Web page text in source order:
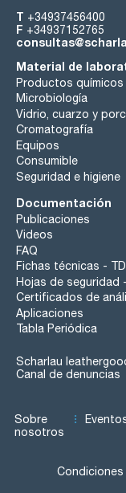
T +34937456400
F +34937152765
Material de
Productos químicos
Microbiología
Vidrio, cuarzo y
Cromatografía
Equipos
Consumible
Seguridad e higiene
Documentación
Publicaciones
Videos
FAQ
Fichas técnicas -
Hojas de seguridad
Certificados de
Aplicaciones
Tabla Periódica
Scharlau
Canal de denuncias
Sobre
nosotros